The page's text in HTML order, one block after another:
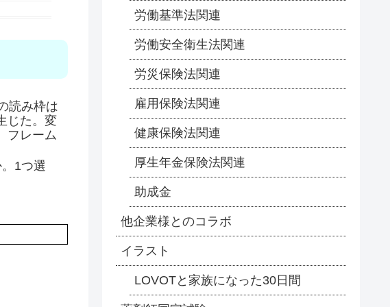
読み枠は
じた。変
フレーム
1つ選
労働基準法関連
労働安全衛生法関連
労災保険法関連
雇用保険法関連
健康保険法関連
厚生年金保険法関連
助成金
他企業様とのコラボ
イラスト
LOVOTと家族になった30日間